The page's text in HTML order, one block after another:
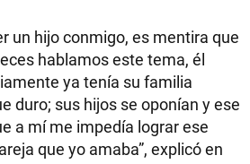
un hijo conmigo, es mentira que
hablamos este tema, él
ya tenía su familia
duro; sus hijos se oponían y ese
a mí me impedía lograr ese
que yo amaba”, explicó en